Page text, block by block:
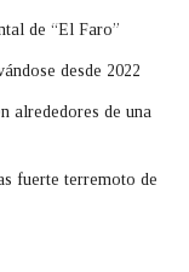
de “El Faro”
desde 2022
alrededores de una
fuerte terremoto de